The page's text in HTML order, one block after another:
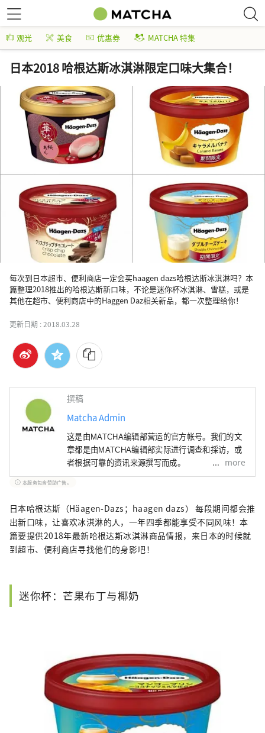
观光 美食 优惠券 MATCHA 特集
日本2018 哈根达斯冰淇淋限定口味大集合！
每次到日本超市、便利商店一定会买haagen dazs哈根达斯冰淇淋吗？本
篇整理2018推出的哈根达斯新口味，不论是迷你杯冰淇淋、雪糕，或是
其他在超市、便利商店中的Haggen Daz相关新品，都一次整理给你！
更新日期 :2018.03.28
撰稿
Matcha Admin
这是由MATCHA编辑部营运的官方帐号。我们的文
章都是由MATCHA编辑部实际进行调查和採访，或
者根据可靠的资讯来源撰写而成。
more
本服务包含赞助广告。
日本哈根达斯（Häagen-Dazs；haagen dazs） 每段期间都会推
出新口味，让喜欢冰淇淋的人，一年四季都能享受不同风味！本
篇要提供2018年最新哈根达斯冰淇淋商品情报，来日本的时候就
到超市、便利商店寻找他们的身影吧！
迷你杯：芒果布丁与椰奶